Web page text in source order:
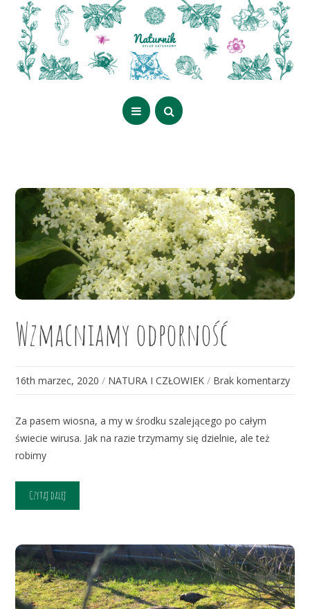
Wzmacniamy odporność
16th marzec, 2020 / NATURA I CZŁOWIEK / Brak komentarzy
Za pasem wiosna, a my w środku szalejącego po całym
świecie wirusa. Jak na razie trzymamy się dzielnie, ale też
robimy
Czytaj dalej